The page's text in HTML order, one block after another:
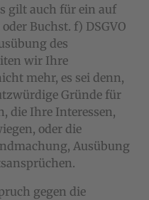
gilt auch für ein auf
Buchst. f) DSGVO
des
wir Ihre
mehr, es sei denn,
Gründe für
die Ihre Interessen,
oder die
Ausübung
gegen die